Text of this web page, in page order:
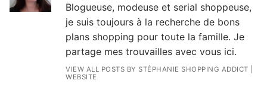
Blogueuse, modeuse et serial shoppeuse,
je suis toujours à la recherche de bons
plans shopping pour toute la famille. Je
partage mes trouvailles avec vous ici.
VIEW ALL POSTS BY STÉPHANIE SHOPPING ADDICT
WEBSITE